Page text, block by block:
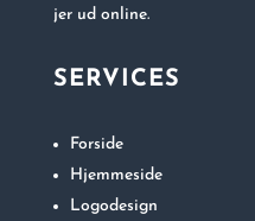
jer ud online.
SERVICES
Forside
Hjemmeside
Logodesign